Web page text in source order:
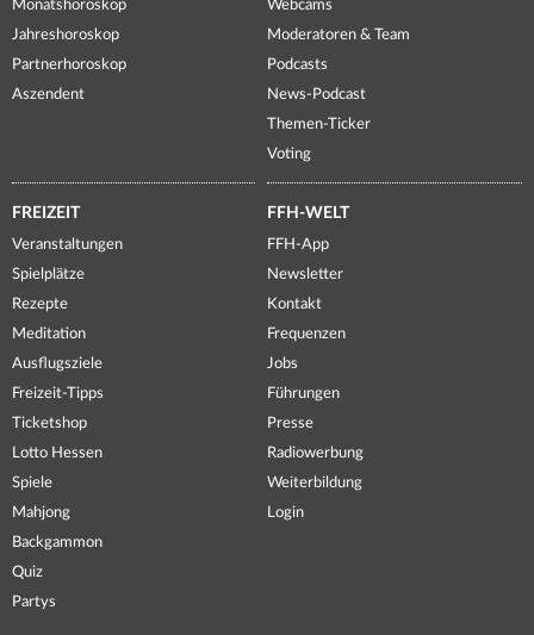
Monatshoroskop
Jahreshoroskop
Partnerhoroskop
Aszendent
Webcams
Moderatoren & Team
Podcasts
News-Podcast
Themen-Ticker
Voting
FREIZEIT
Veranstaltungen
Spielplätze
Rezepte
Meditation
Ausflugsziele
Freizeit-Tipps
Ticketshop
Lotto Hessen
Spiele
Mahjong
Backgammon
Quiz
Partys
FFH-WELT
FFH-App
Newsletter
Kontakt
Frequenzen
Jobs
Führungen
Presse
Radiowerbung
Weiterbildung
Login